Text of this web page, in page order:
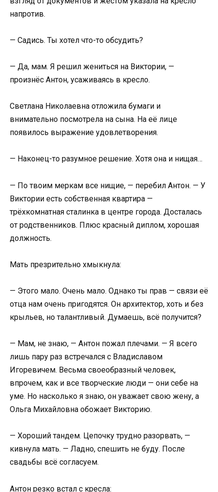
напротив.
— Садись. Ты хотел что-то обсудить?
— Да, мам. Я решил жениться на Виктории, —
произнёс Антон, усаживаясь в кресло.
Светлана Николаевна отложила бумаги и
внимательно посмотрела на сына. На её лице
появилось выражение удовлетворения.
— Наконец-то разумное решение. Хотя она и нищая…
— По твоим меркам все нищие, — перебил Антон. — У
Виктории есть собственная квартира —
трёхкомнатная сталинка в центре города. Досталась
от родственников. Плюс красный диплом, хорошая
должность.
Мать презрительно хмыкнула:
— Этого мало. Очень мало. Однако ты прав — связи её
отца нам очень пригодятся. Он архитектор, хоть и без
крыльев, но талантливый. Думаешь, всё получится?
— Мам, не знаю, — Антон пожал плечами. — Я всего
лишь пару раз встречался с Владиславом
Игоревичем. Весьма своеобразный человек,
впрочем, как и все творческие люди — они себе на
уме. Но насколько я знаю, он уважает свою жену, а
Ольга Михайловна обожает Викторию.
— Хороший тандем. Цепочку трудно разорвать, —
кивнула мать. — Ладно, спешить не буду. После
свадьбы всё согласуем.
Антон резко встал с кресла: